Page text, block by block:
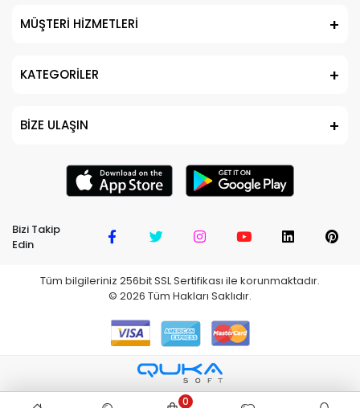
MÜŞTERİ HİZMETLERİ
KATEGORİLER
BİZE ULAŞIN
Bizi Takip
Edin
Tüm bilgileriniz 256bit SSL Sertifikası ile korunmaktadır.
© 2026 Tüm Hakları Saklıdır.
0